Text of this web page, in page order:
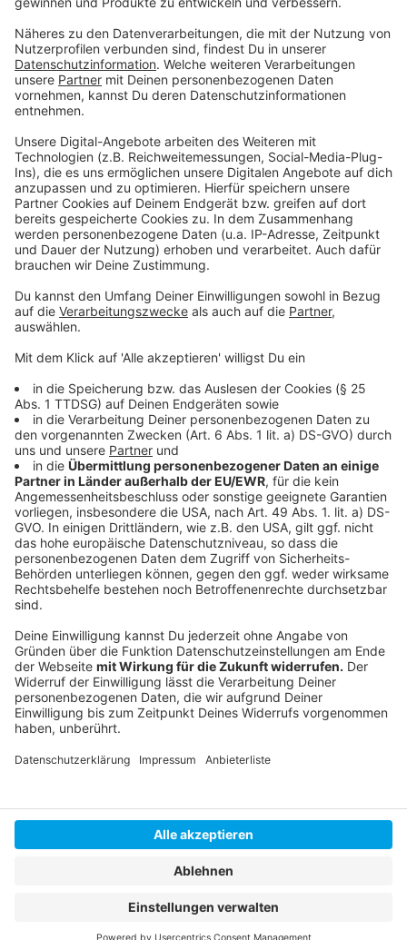
umgerüstet. Die Stadt erhofft sich dadurch einen
positven Effekt beim Klimaschutz.
Anzeige
Mehr Infos und Links zu dem Thema gibt es
hier:
Anzeige
So berichtet die Stadt
umgerüstet
erhalten
Anzeige
Folge uns für mehr News & Updates:
Anzeige
Instagram|Facebook|WhatsApp-Kanal
Anzeige